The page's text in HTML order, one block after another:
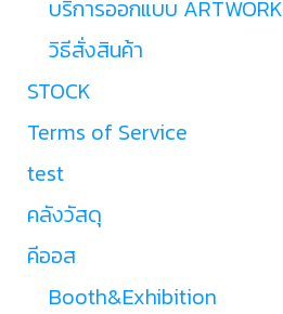
บริการออกแบบ ARTWORK
วิธีสั่งสินค้า
STOCK
Terms of Service
test
คลังวัสดุ
คีออส
Booth&Exhibition